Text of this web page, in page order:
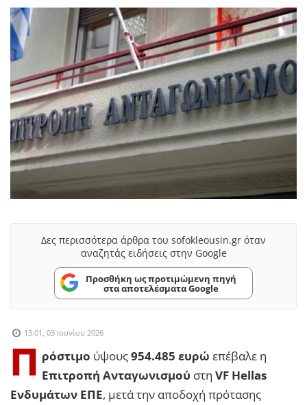
Δες περισσότερα άρθρα του sofokleousin.gr όταν
αναζητάς ειδήσεις στην Google
Προσθήκη ως προτιμώμενη πηγή
στα αποτελέσματα Google
13:01, 03 Ιουνίου 2026
Π ρόστιμο ύψους954.485 ευρώ επέβαλε η
Επιτροπή Ανταγωνισμού στη VF Hellas
Ενδυμάτων ΕΠΕ, μετά την αποδοχή πρότασης